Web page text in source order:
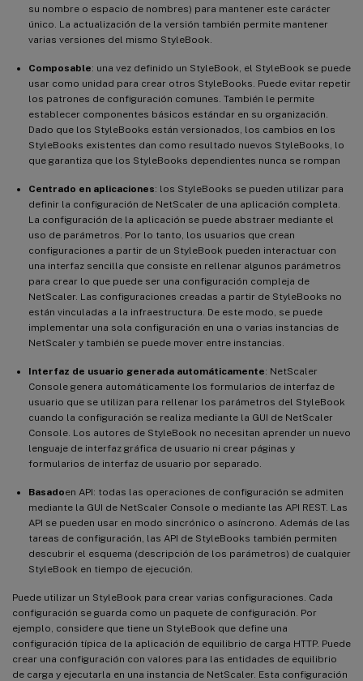
su nombre o espacio de nombres) para mantener este carácter
único. La actualización de la versión también permite mantener
varias versiones del mismo StyleBook.
Composable: una vez definido un StyleBook, el StyleBook se puede
usar como unidad para crear otros StyleBooks. Puede evitar repetir
los patrones de configuración comunes. También le permite
establecer componentes básicos estándar en su organización.
Dado que los StyleBooks están versionados, los cambios en los
StyleBooks existentes dan como resultado nuevos StyleBooks, lo
que garantiza que los StyleBooks dependientes nunca se rompan
Centrado en aplicaciones: los StyleBooks se pueden utilizar para
definir la configuración de NetScaler de una aplicación completa.
La configuración de la aplicación se puede abstraer mediante el
uso de parámetros. Por lo tanto, los usuarios que crean
configuraciones a partir de un StyleBook pueden interactuar con
una interfaz sencilla que consiste en rellenar algunos parámetros
para crear lo que puede ser una configuración compleja de
NetScaler. Las configuraciones creadas a partir de StyleBooks no
están vinculadas a la infraestructura. De este modo, se puede
implementar una sola configuración en una o varias instancias de
NetScaler y también se puede mover entre instancias.
Interfaz de usuario generada automáticamente: NetScaler
Console genera automáticamente los formularios de interfaz de
usuario que se utilizan para rellenar los parámetros del StyleBook
cuando la configuración se realiza mediante la GUI de NetScaler
Console. Los autores de StyleBook no necesitan aprender un nuevo
lenguaje de interfaz gráfica de usuario ni crear páginas y
formularios de interfaz de usuario por separado.
Basadoen API: todas las operaciones de configuración se admiten
mediante la GUI de NetScaler Console o mediante las API REST. Las
API se pueden usar en modo sincrónico o asíncrono. Además de las
tareas de configuración, las API de StyleBooks también permiten
descubrir el esquema (descripción de los parámetros) de cualquier
StyleBook en tiempo de ejecución.
Puede utilizar un StyleBook para crear varias configuraciones. Cada
configuración se guarda como un paquete de configuración. Por
ejemplo, considere que tiene un StyleBook que define una
configuración típica de la aplicación de equilibrio de carga HTTP. Puede
crear una configuración con valores para las entidades de equilibrio
de carga y ejecutarla en una instancia de NetScaler. Esta configuración